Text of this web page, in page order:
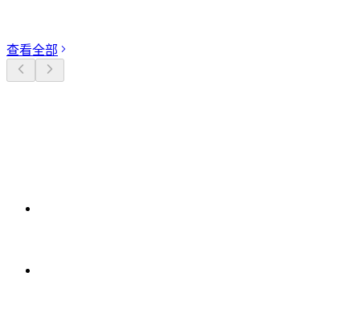
查看全部